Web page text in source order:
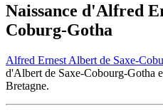
Naissance d'Alfred
Coburg-Gotha
Alfred Ernest Albert de Saxe-
d'Albert de Saxe-Cobourg-Gotha
Bretagne.